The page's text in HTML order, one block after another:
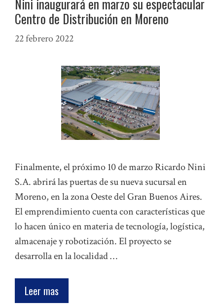
Centro de Distribución en Moreno
22 febrero 2022
Finalmente, el próximo 10 de marzo Ricardo Nini
S.A. abrirá las puertas de su nueva sucursal en
Moreno, en la zona Oeste del Gran Buenos Aires.
El emprendimiento cuenta con características que
lo hacen único en materia de tecnología, logística,
almacenaje y robotización. El proyecto se
desarrolla en la localidad …
Leer mas